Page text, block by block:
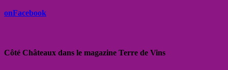
onFacebook
Côté Châteaux dans le magazine Terre de Vins